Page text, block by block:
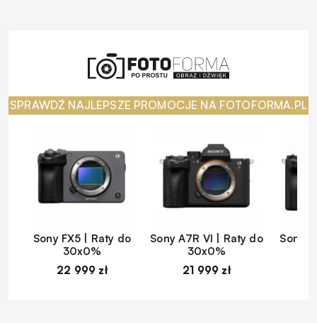
SPRAWDŹ NAJLEPSZE PROMOCJE NA FOTOFORMA.PL
Sony FX5 | Raty do
30x0%
22 999 zł
Sony A7R VI | Raty do
30x0%
21 999 zł
Sony